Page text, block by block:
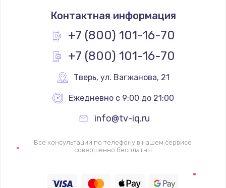
900 руб.
Заказать
900 руб.
Заказать
Не работает
1400 руб.
Восстановление цепи питания, пайка
Контактная информация
+7 (800) 101-16-70
+7 (800) 101-16-70
Тверь, ул. Вагжанова, 21
Ежедневно с 9:00 до 21:00
info@tv-iq.ru
Все консультации по телефону в нашем сервисе
совершенно бесплатны